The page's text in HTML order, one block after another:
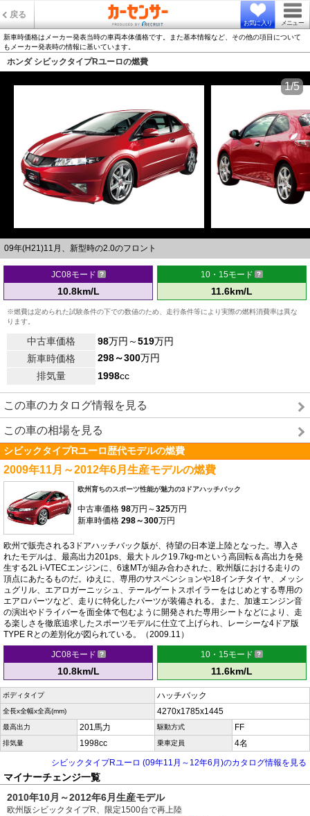
戻る
お気に入り メニュー
新車時価格はメーカー発表当時の車両本体価格です。また基本情報など、その他の項目について
もメーカー発表時の情報に基いています。
ホンダ シビックタイプRユーロの燃費
09年(H21)11月、新型時の2.0のフロント
1/5
JC08モード
10.8km/L
10・15モード
11.6km/L
※燃費は定められた試験条件の下での数値のため、走行条件等により実際の燃料消費率は異な
ります。
中古車価格 98万円～519万円
新車時価格
298～300万円
排気量
1998cc
この車のカタログ情報を見る
この車の相場を見る
シビックタイプRユーロ歴代モデルの燃費
2009年11月～2012年6月生産モデルの燃費
欧州育ちのスポーツ性能が魅力の3ドアハッチバック
中古車価格 98万円～325万円
新車時価格 298～300万円
欧州で販売される3ドアハッチバック版が、待望の日本逆上陸となった。導入さ
れたモデルは、最高出力201ps、最大トルク19.7kg-mという高回転＆高出力を発
生する2L i-VTECエンジンに、6速MTが組み合わされた、欧州版における走りの
頂点にあたるものだ。ゆえに、専用のサスペンションや18インチタイヤ、メッシ
ュグリル、エアロガーニッシュ、テールゲートスポイラーをはじめとする専用の
エアロパーツなど、走りに特化したパーツが装備される。また、加速エンジン音
の演出やドライバーを面全体で包むように開発された専用シートなどにより、走
る楽しさを徹底追求したスポーツモデルに仕立て上げられ、レーシーな4ドア版
TYPE Rとの差別化が図られている。（2009.11）
JC08モード
10.8km/L
10・15モード
11.6km/L
ボディタイプ ハッチバック
全長x全幅x全高(mm) 4270x1785x1445
最高出力 201馬力 駆動方式 FF
排気量 1998cc 乗車定員
4名
シビックタイプRユーロ (09年11月～12年6月)のカタログ情報を見る
マイナーチェンジ一覧
2010年10月～2012年6月生産モデル
欧州版シビックタイプR、限定1500台で再上陸